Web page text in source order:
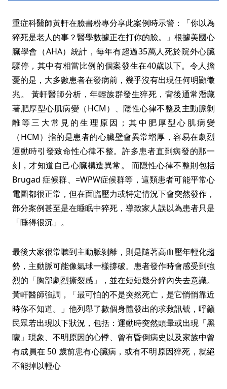
重症科醫師黃軒在臉書粉專分享此案例時示警：「你以為
猝死是老人的事？醫學數據正在打你的臉。」根據美國心
臟學會（AHA）統計，每年有超過35萬人死於院外心臟
驟停，其中有相當比例的個案發生在40歲以下。令人擔
憂的是，大多數患者在發病前，幾乎沒有出現任何明顯徵
兆。 黃軒醫師分析，年輕族群發生猝死，背後通常潛藏
著肥厚型心肌病變（HCM）、隱性心律不整及主動脈剝
離等三大常見的生理原因；其中肥厚型心肌病變
（HCM）指的是患者的心臟壁會異常增厚，容易在劇烈
運動時引發致命性心律不整。許多患者直到病發的那一
刻，才知道自己心臟構造異常。 而隱性心律不整則包括
Brugad 症候群、=WPW症候群等，這類患者可能平常心
電圖都很正常，但在面臨壓力或特定情況下會突然發作，
部分案例甚至是在睡眠中猝死，導致家人誤以為患者只是
「睡得很沉」。
最後大家很常聽到主動脈剝離，則是隨著高血壓年輕化趨
勢，主動脈可能像氣球一樣撐破。患者發作時會感受到強
烈的「胸部劇烈撕裂感」，並在短短幾分鐘內失去意識。
黃軒醫師強調，「最可怕的不是突然死亡，是它悄悄靠近
時你不知道。」他列舉了數個身體發出的求救訊號，呼籲
民眾若出現以下狀況，包括：運動時突然頭暈或出現「黑
矇」現象、不明原因的心悸、曾有昏倒病史以及家族中曾
有成員在 50 歲前患有心臟病，或有不明原因猝死，就絕
不能掉以輕心